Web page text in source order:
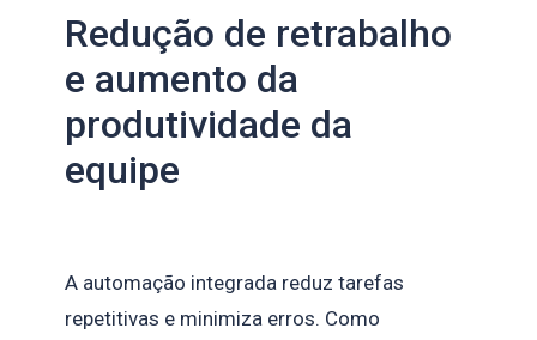
Redução de retrabalho
e aumento da
produtividade da
equipe
A automação integrada reduz tarefas
repetitivas e minimiza erros. Como